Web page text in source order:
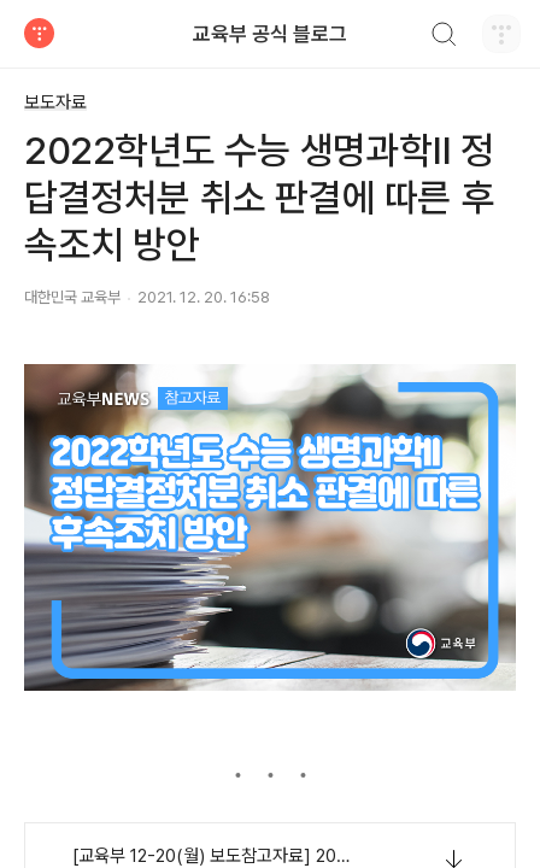
교육부 공식 블로그
보도자료
2022학년도 수능 생명과학II 정
답결정처분 취소 판결에 따른 후
속조치 방안
대한민국 교육부 2021. 12. 20. 16:58
[교육부 12-20(월) 보도참고자료] 2022학년도 수능 생명과학II 정답결정처분 취소판결에 따른 후속조치 방안-최종편집본.pdf